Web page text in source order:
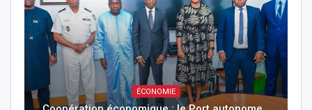
ÉCONOMIE